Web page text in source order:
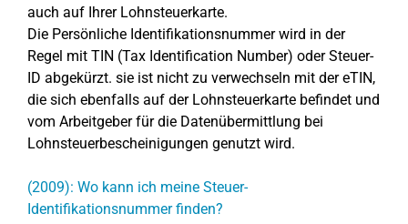
auch auf Ihrer Lohnsteuerkarte.
Die Persönliche Identifikationsnummer wird in der
Regel mit TIN (Tax Identification Number) oder Steuer-
ID abgekürzt. sie ist nicht zu verwechseln mit der eTIN,
die sich ebenfalls auf der Lohnsteuerkarte befindet und
vom Arbeitgeber für die Datenübermittlung bei
Lohnsteuerbescheinigungen genutzt wird.
(2009): Wo kann ich meine Steuer-
Identifikationsnummer finden?